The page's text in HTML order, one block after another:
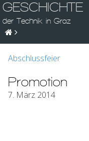
GESCHICHTE
der Technik in Graz
Abschlussfeier
Promotion
7. März 2014